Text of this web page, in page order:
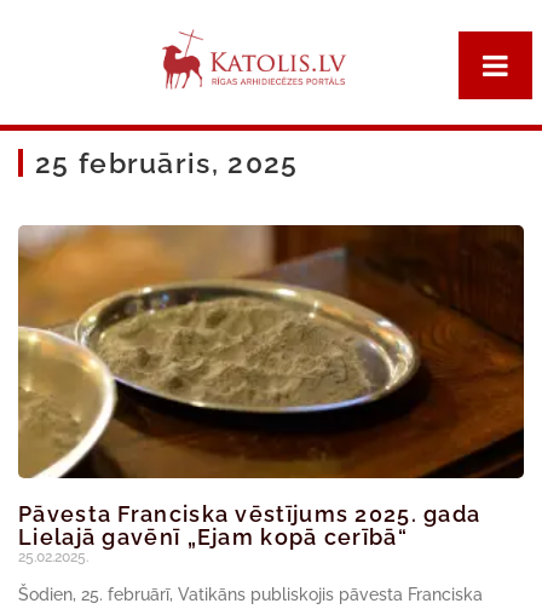
25 februāris, 2025
Pāvesta Franciska vēstījums 2025. gada
Lielajā gavēnī „Ejam kopā cerībā“
25.02.2025.
Šodien, 25. februārī, Vatikāns publiskojis pāvesta Franciska